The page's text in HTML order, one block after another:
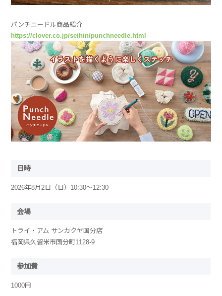
パンチニードル商品紹介
https://clover.co.jp/seihin/punchneedle.html
日時
2026年8月2日（日）10:30～12:30
会場
トライ・アム サンカクヤ国分店
福岡県久留米市国分町1128-9
参加費
1000円